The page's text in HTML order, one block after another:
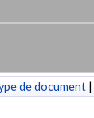
de document |